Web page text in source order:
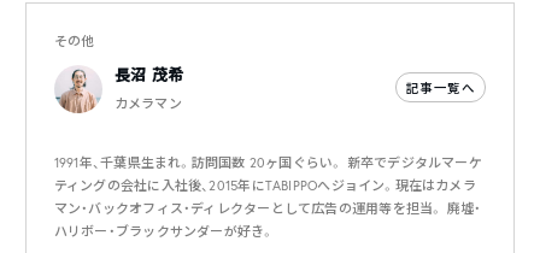
その他
長沼 茂希
カメラマン
記事一覧へ
1991年、千葉県生まれ。訪問国数 20ヶ国ぐらい。 新卒でデジタルマーケ
ティングの会社に入社後、2015年にTABIPPOへジョイン。現在はカメラ
マン・バックオフィス・ディレクターとして広告の運用等を担当。 廃墟・
ハリボー・ブラックサンダーが好き。